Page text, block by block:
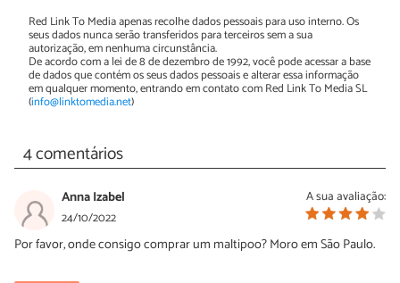
Red Link To Media apenas recolhe dados pessoais para uso interno. Os
seus dados nunca serão transferidos para terceiros sem a sua
autorização, em nenhuma circunstância.
De acordo com a lei de 8 de dezembro de 1992, você pode acessar a base
de dados que contém os seus dados pessoais e alterar essa informação
em qualquer momento, entrando em contato com Red Link To Media SL
(info@linktomedia.net)
4 comentários
A sua avaliação:
Anna Izabel
24/10/2022
Por favor, onde consigo comprar um maltipoo? Moro em São Paulo.